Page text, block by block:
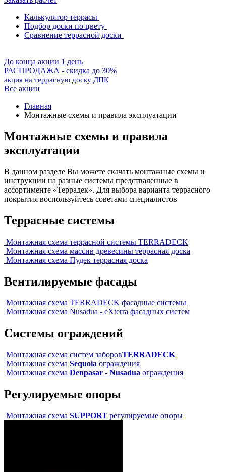
Калькулятор террасы
Подбор доски по цвету
Сравнение террасной доски
До конца акции 1 день
РАСПРОДАЖА - скидка до 30%
акция на террасную доску ДПК
Все акции
Главная
Монтажные схемы и правила эксплуатации
Монтажные схемы и правила
эксплуатации
В данном разделе Вы можете скачать монтажные схемы и
инструкции на разные системы предстваленные в
ассортименте «Террадек». Для выбора варианта террасного
покрытия воспользуйтесь советами специалистов
Террасные системы
Монтажная схема террасной системы TERRADECK
Монтажная схема массив древесины террасная доска
Монтажная схема Пудек террасная доска
Вентилируемые фасады
Монтажная схема TERRADECK фасадные системы
Монтажная схема Nusadua - eXterra фасадных систем
Системы ограждений
Монтажная схема систем заборовTERRADECK
Монтажная схема Sequoia ограждения
Монтажная схема Denpasar - Nusadua ограждения
Регулируемые опоры
Монтажная схема SUPPORT регулируемые опоры